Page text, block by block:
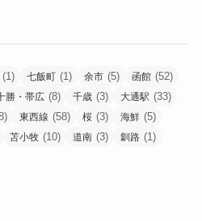
(1) 七飯町 (1) 余市 (5) 函館 (52)
勝・帯広 (8) 千歳 (3) 大通駅 (33)
東西線 (58) 桜 (3) 海鮮 (5)
苫小牧 (10) 道南 (3) 釧路 (1)